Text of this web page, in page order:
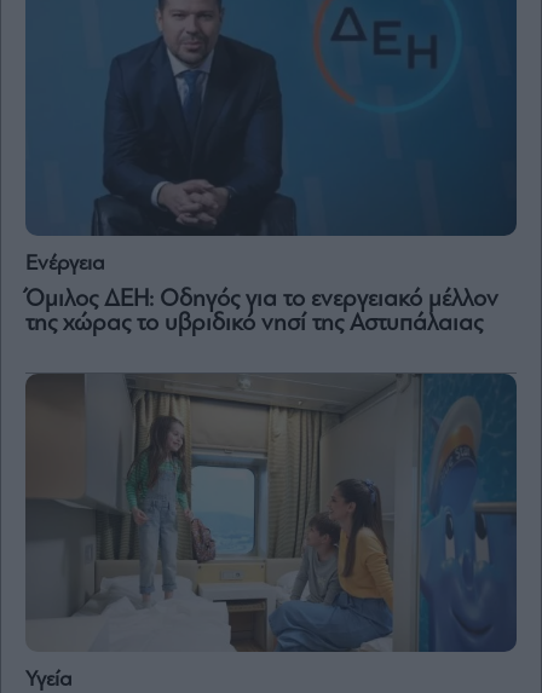
Ενέργεια
Όμιλος ΔΕΗ: Οδηγός για το ενεργειακό μέλλον
της χώρας το υβριδικό νησί της Αστυπάλαιας
Υγεία